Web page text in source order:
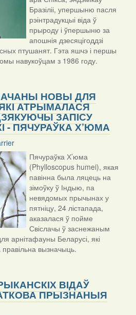
Бразіліі, упершыню пасля
рэінтрадукцыі віда ў
прыроду і ўпершыню за
апошнія дзесяцігоддзі
птушанят. Гэта яшчэ і першы
навукоўцам з 1986 году.
НОВЫ ДЛЯ
АТРЫМАЛАСЯ
ЗАПІСУ
- ПЯЧУРАЎКА Х’ЮМА
Пячураўка Х’юма
(Phylloscopus humei), якая
павінна была ляцець на
зімоўку ў Індыю, па
невядомых прычынах у
пятніцу, 24 лістапада,
аказалася ў пойме
Свіслачы ў заснежаным
арнітафауны Беларусі, які
правільна вызначыць.
ВІДАЎ
ПРЫЗНАНЫЯ